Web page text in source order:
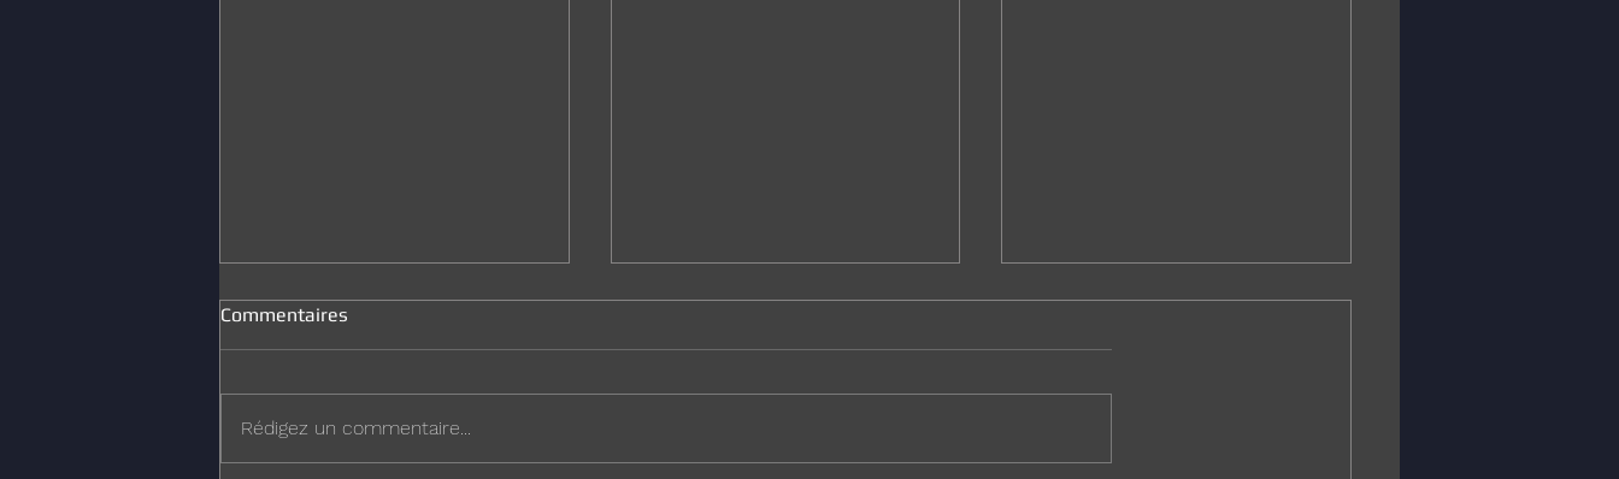
Joyeux Noël
Commentaires
Rédigez un commentaire...